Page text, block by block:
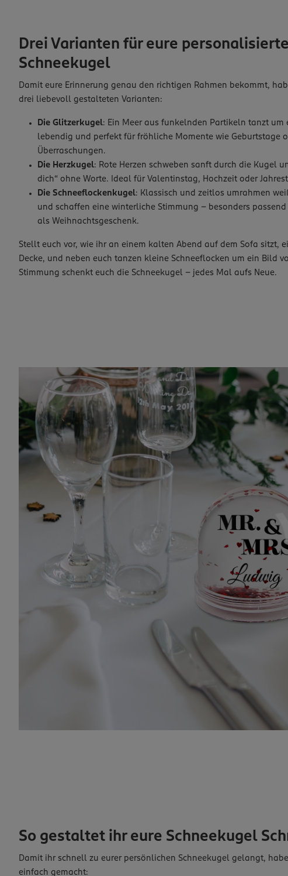
Drei Varianten für eure personalisierte
Schneekugel
Damit eure Erinnerung genau den richtigen Rahmen bekommt,
drei liebevoll gestalteten Varianten:
Die Glitzerkugel: Ein Meer aus funkelnden Partikeln tanzt um
lebendig und perfekt für fröhliche Momente wie Geburtstage
Überraschungen.
Die Herzkugel: Rote Herzen schweben sanft durch die Kugel
dich“ ohne Worte. Ideal für Valentinstag, Hochzeit oder
Die Schneeflockenkugel: Klassisch und zeitlos umrahmen
und schaffen eine winterliche Stimmung – besonders passend
als Weihnachtsgeschenk.
Stellt euch vor, wie ihr an einem kalten Abend auf dem Sofa sitzt,
Decke, und neben euch tanzen kleine Schneeflocken um ein Bild
Stimmung schenkt euch die Schneekugel – jedes Mal aufs Neue.
So gestaltet ihr eure Schneekugel
Damit ihr schnell zu eurer persönlichen Schneekugel gelangt,
einfach gemacht: